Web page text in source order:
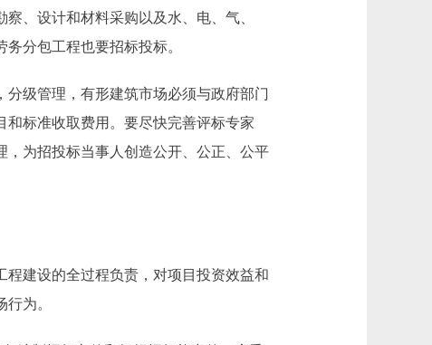
、设计和材料采购以及水、电、气、
分包工程也要招标投标。
级管理，有形建筑市场必须与政府部门
标准收取费用。要尽快完善评标专家
为招投标当事人创造公开、公正、公平
建设的全过程负责，对项目投资效益和
为。